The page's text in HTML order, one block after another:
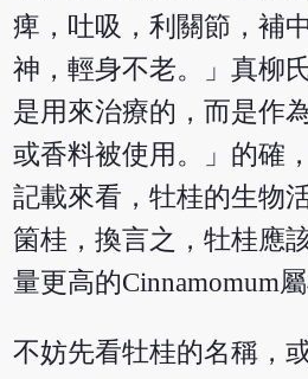
痺，吐吸，利關節，補
神，輕身不老。」真柳
是用來治療的，而是作
或香料被使用。」的確
記載來看，牡桂的生物
箘桂，換言之，牡桂應
量更高的Cinnamomum屬
不妨先看牡桂的名稱，